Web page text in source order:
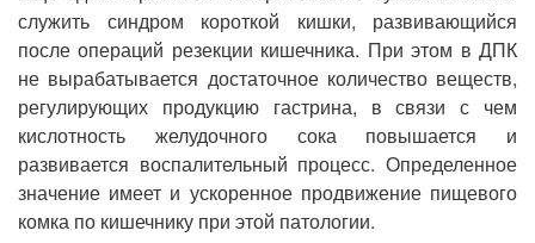
служить синдром короткой кишки, развивающийся
после операций резекции кишечника. При этом в ДПК
не вырабатывается достаточное количество веществ,
регулирующих продукцию гастрина, в связи с чем
кислотность желудочного сока повышается и
развивается воспалительный процесс. Определенное
значение имеет и ускоренное продвижение пищевого
комка по кишечнику при этой патологии.